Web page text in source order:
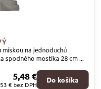
na jednoduchú
spodného mostíka 28 cm ...
5,48 €
€ bez DPH
Do košíka